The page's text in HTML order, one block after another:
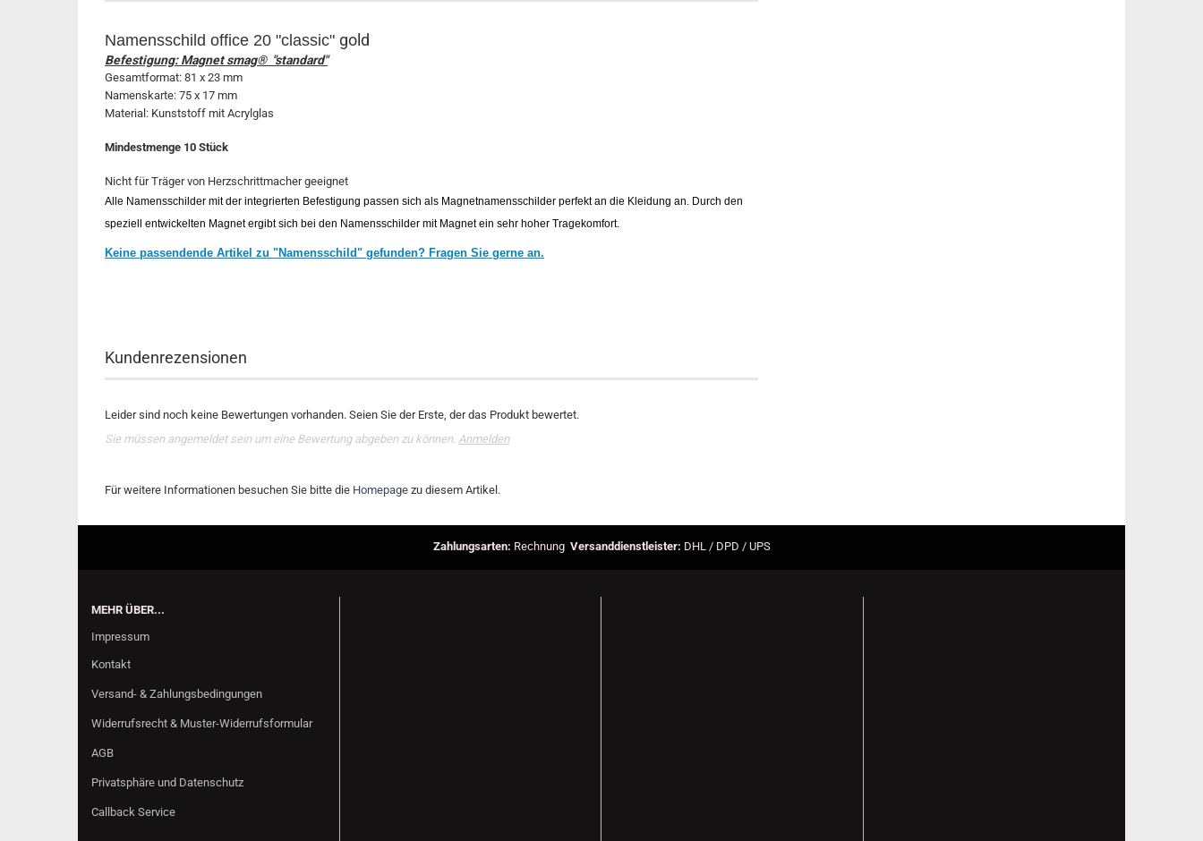
Namensschild office 20 "classic" gold
Befestigung: Magnet smag® "standard"
Gesamtformat: 81 x 23 mm
Namenskarte: 75 x 17 mm
Material: Kunststoff mit Acrylglas
Mindestmenge 10 Stück
Nicht für Träger von Herzschrittmacher geeignet
Alle Namensschilder mit der integrierten Befestigung passen sich als Magnetnamensschilder perfekt an die Kleidung an. Durch den
speziell entwickelten Magnet ergibt sich bei den Namensschilder mit Magnet ein sehr hoher Tragekomfort.
Keine passendende Artikel zu "Namensschild" gefunden? Fragen Sie gerne an.
Kundenrezensionen
Leider sind noch keine Bewertungen vorhanden. Seien Sie der Erste, der das Produkt bewertet.
Sie müssen angemeldet sein um eine Bewertung abgeben zu können. Anmelden
Für weitere Informationen besuchen Sie bitte die Homepage zu diesem Artikel.
Zahlungsarten: Rechnung Versanddienstleister: DHL / DPD / UPS
MEHR ÜBER...
Impressum
Kontakt
Versand- & Zahlungsbedingungen
Widerrufsrecht & Muster-Widerrufsformular
AGB
Privatsphäre und Datenschutz
Callback Service